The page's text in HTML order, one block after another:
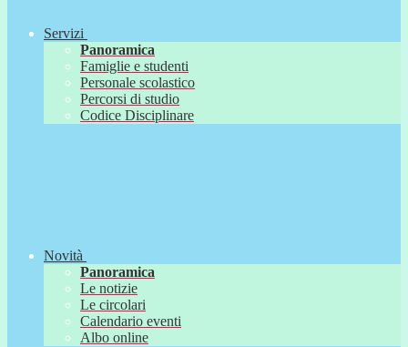
Servizi
Panoramica
Famiglie e studenti
Personale scolastico
Percorsi di studio
Codice Disciplinare
Novità
Panoramica
Le notizie
Le circolari
Calendario eventi
Albo online